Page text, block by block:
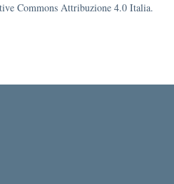
Commons Attribuzione 4.0 Italia.